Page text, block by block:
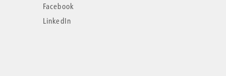
Facebook
LinkedIn